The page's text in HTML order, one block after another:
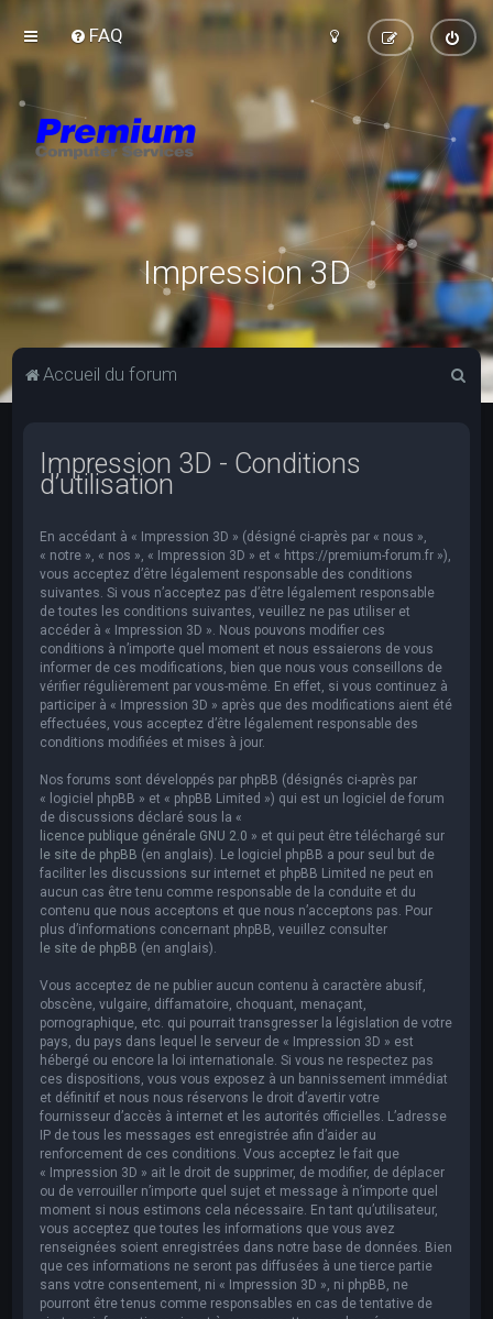
FAQ
Impression 3D
Accueil du forum
Impression 3D - Conditions
d’utilisation
En accédant à « Impression 3D » (désigné ci-après par « nous »,
« notre », « nos », « Impression 3D » et « https://premium-forum.fr »),
vous acceptez d’être légalement responsable des conditions
suivantes. Si vous n’acceptez pas d’être légalement responsable
de toutes les conditions suivantes, veuillez ne pas utiliser et
accéder à « Impression 3D ». Nous pouvons modifier ces
conditions à n’importe quel moment et nous essaierons de vous
informer de ces modifications, bien que nous vous conseillons de
vérifier régulièrement par vous-même. En effet, si vous continuez à
participer à « Impression 3D » après que des modifications aient été
effectuées, vous acceptez d’être légalement responsable des
conditions modifiées et mises à jour.
Nos forums sont développés par phpBB (désignés ci-après par
« logiciel phpBB » et « phpBB Limited ») qui est un logiciel de forum
de discussions déclaré sous la «
licence publique générale GNU 2.0 » et qui peut être téléchargé sur
le site de phpBB (en anglais). Le logiciel phpBB a pour seul but de
faciliter les discussions sur internet et phpBB Limited ne peut en
aucun cas être tenu comme responsable de la conduite et du
contenu que nous acceptons et que nous n’acceptons pas. Pour
plus d’informations concernant phpBB, veuillez consulter
le site de phpBB (en anglais).
Vous acceptez de ne publier aucun contenu à caractère abusif,
obscène, vulgaire, diffamatoire, choquant, menaçant,
pornographique, etc. qui pourrait transgresser la législation de votre
pays, du pays dans lequel le serveur de « Impression 3D » est
hébergé ou encore la loi internationale. Si vous ne respectez pas
ces dispositions, vous vous exposez à un bannissement immédiat
et définitif et nous nous réservons le droit d’avertir votre
fournisseur d’accès à internet et les autorités officielles. L’adresse
IP de tous les messages est enregistrée afin d’aider au
renforcement de ces conditions. Vous acceptez le fait que
« Impression 3D » ait le droit de supprimer, de modifier, de déplacer
ou de verrouiller n’importe quel sujet et message à n’importe quel
moment si nous estimons cela nécessaire. En tant qu’utilisateur,
vous acceptez que toutes les informations que vous avez
renseignées soient enregistrées dans notre base de données. Bien
que ces informations ne seront pas diffusées à une tierce partie
sans votre consentement, ni « Impression 3D », ni phpBB, ne
pourront être tenus comme responsables en cas de tentative de